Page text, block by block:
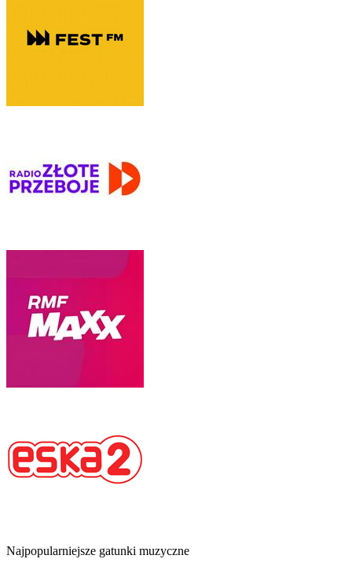
Najpopularniejsze gatunki muzyczne